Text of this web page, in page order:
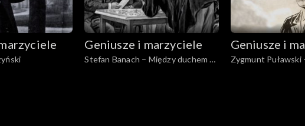
Geniusze i marzyciele
Stefan Banach – Między duchem a
Geniusze i
Zygmunt Puławski